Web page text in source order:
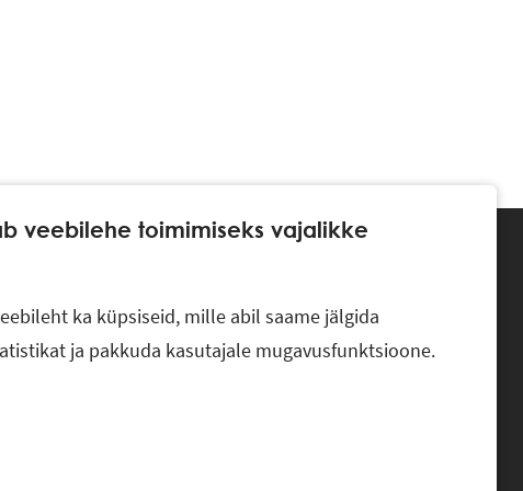
veebilehe toimimiseks vajalikke
ka küpsiseid, mille abil saame jälgida
ja pakkuda kasutajale mugavusfunktsioone.